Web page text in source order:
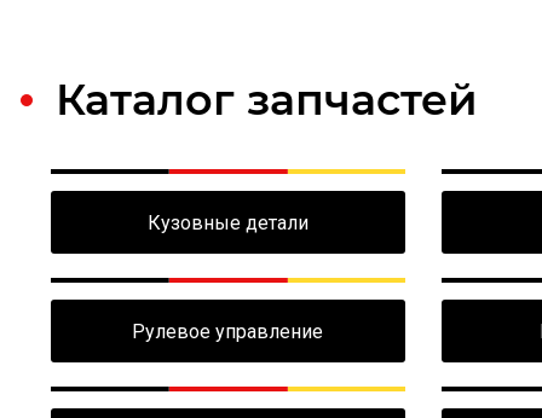
Каталог запчастей
Кузовные детали
Рулевое управление